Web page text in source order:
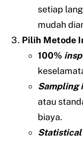
setiap
mudah
Pilih Metode
100%
Sampling
atau
biaya.
Statistical